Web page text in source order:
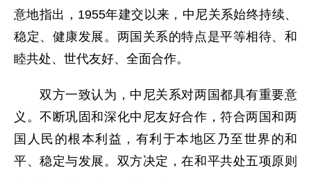
意地指出，1955年建交以来，中尼关系始终持续、
稳定、健康发展。两国关系的特点是平等相待、和
睦共处、世代友好、全面合作。
双方一致认为，中尼关系对两国都具有重要意
义。不断巩固和深化中尼友好合作，符合两国和两
国人民的根本利益，有利于本地区乃至世界的和
平、稳定与发展。双方决定，在和平共处五项原则